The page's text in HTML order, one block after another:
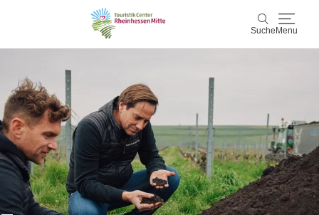
Suche Menu
Rheinhessen Mitte
Aktiv & Natur
Wein & Genuss
Kultur & Events